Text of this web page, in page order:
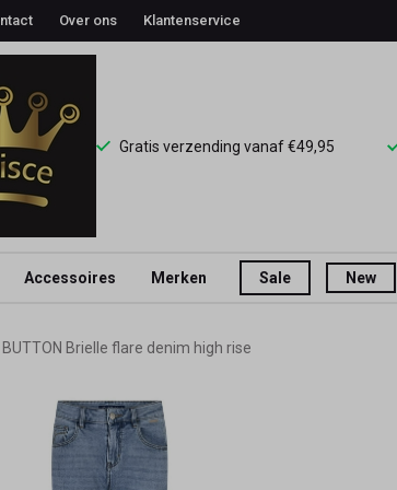
Over ons Klantenservice
Gratis verzending vanaf €49,95
Accessoires Merken Sale New
BUTTON Brielle flare denim high rise